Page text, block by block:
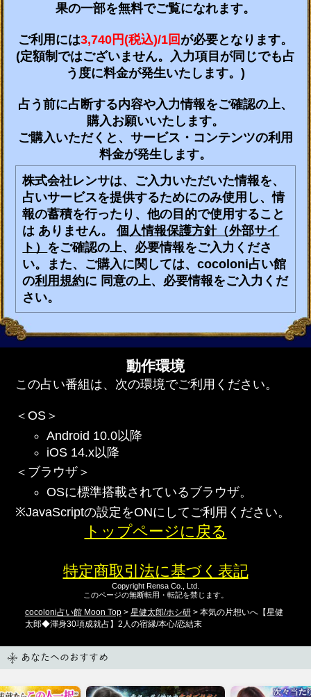
果の一部を無料でご覧になれます。
ご利用には3,740円(税込)/1回 が必要となります。
(定額制ではございません。入力項目が同じでも占
う度に料金が発生いたします。)
占う前に占断する内容や入力情報をご確認の上、
購入お願いいたします。
ご購入いただくと、サービス・コンテンツの利用
料金が発生します。
株式会社レンサは、ご入力いただいた情報を、
占いサービスを提供するためにのみ使用し、情
報の蓄積を行ったり、他の目的で使用すること
は ありません。個人情報保護方針（外部サイ
ト） をご確認の上、必要情報をご入力くださ
い。また、ご購入に関しては、cocoloni占い館
の利用規約に 同意の上、必要情報をご入力くだ
さい。
動作環境
この占い番組は、次の環境でご利用ください。
＜OS＞
Android 10.0以降
iOS 14.x以降
＜ブラウザ＞
OSに標準搭載されているブラウザ。
※JavaScriptの設定をONにしてご利用ください。
トップページに戻る
特定商取引法に基づく表記
Copyright Rensa Co., Ltd.
このページの無断転用・転記を禁じます。
cocoloni占い館 Moon Top> 星健太郎/ホシ研> 本気の片想いへ【星健
太郎◆渾身30項成就占】2人の宿縁/本心/恋結末
あなたへのおすすめ